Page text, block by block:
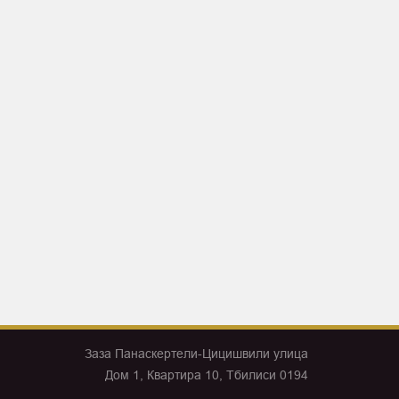
Заза Панаскертели-Цицишвили улица
Дом 1, Квартира 10, Тбилиси 0194